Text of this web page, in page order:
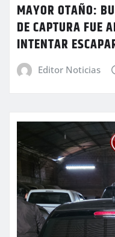
MAYOR OTAÑO:
DE CAPTURA FUE
INTENTAR
Editor Noticias